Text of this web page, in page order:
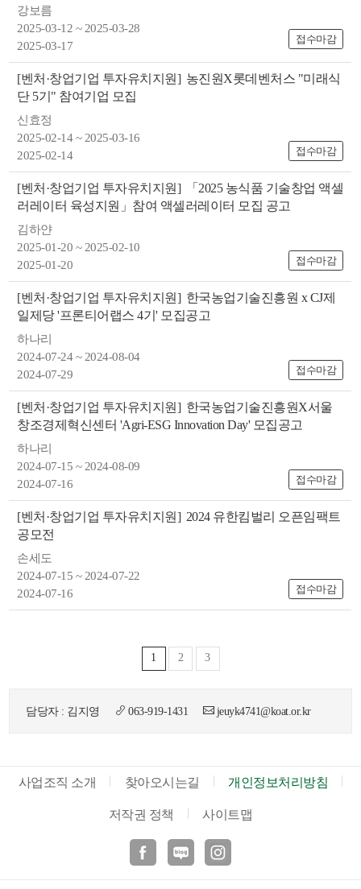
강보름
2025-03-12 ~ 2025-03-28
2025-03-17
접수마감
[벤처·창업기업 투자유치지원] 농진원X롯데벤처스 "미래식
단 5기" 참여기업 모집
신효정
2025-02-14 ~ 2025-03-16
2025-02-14
접수마감
[벤처·창업기업 투자유치지원]
「2025 농식품 기술창업 액셀
러레이터 육성지원」참여 액셀러레이터 모집 공고
김하얀
2025-01-20 ~ 2025-02-10
2025-01-20
접수마감
[벤처·창업기업 투자유치지원] 한국농업기술진흥원 x CJ제
일제당 '프론티어랩스 4기' 모집공고
하나리
2024-07-24 ~ 2024-08-04
2024-07-29
접수마감
[벤처·창업기업 투자유치지원] 한국농업기술진흥원X서울
창조경제혁신센터 'Agri-ESG Innovation Day' 모집공고
하나리
2024-07-15 ~ 2024-08-09
2024-07-16
접수마감
[벤처·창업기업 투자유치지원] 2024 유한킴벌리 오픈임팩트
공모전
손세도
2024-07-15 ~ 2024-07-22
2024-07-16
접수마감
1 2 3
담당자 : 김지영 063-919-1431 jeuyk4741@koat.or.kr
사업조직 소개 찾아오시는길 개인정보처리방침
저작권 정책 사이트맵
인스타